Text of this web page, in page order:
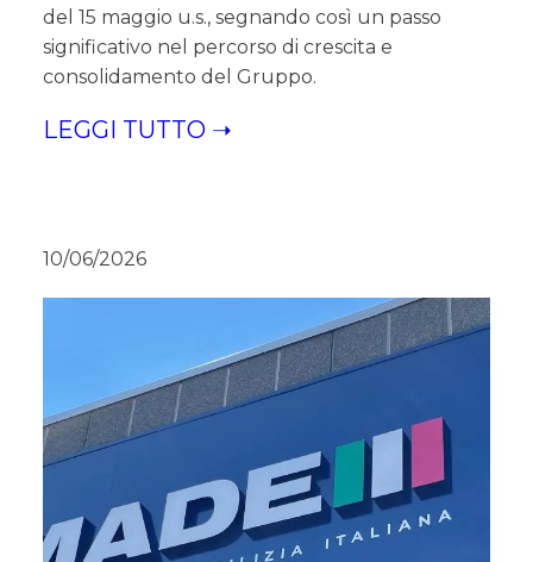
del 15 maggio u.s., segnando così un passo
significativo nel percorso di crescita e
consolidamento del Gruppo.
LEGGI TUTTO ➝
10/06/2026